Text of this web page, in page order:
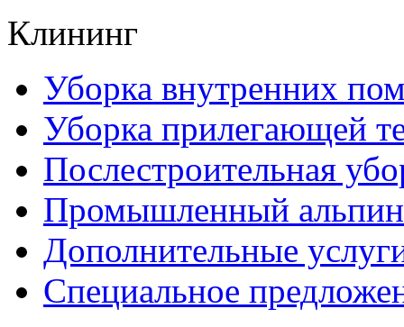
Клининг
Уборка внутренних
Уборка прилегающей
Послестроительная
Промышленный
Дополнительные
Специальное